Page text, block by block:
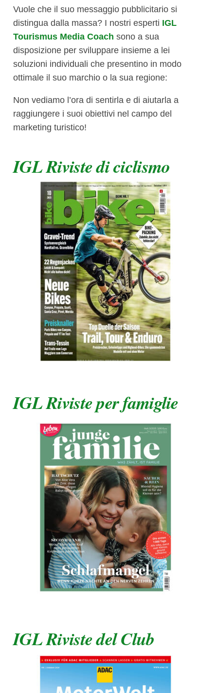
Vuole che il suo messaggio pubblicitario si
distingua dalla massa? I nostri esperti IGL
Tourismus Media Coach sono a sua
disposizione per sviluppare insieme a lei
soluzioni individuali che presentino in modo
ottimale il suo marchio o la sua regione:
Non vediamo l’ora di sentirla e di aiutarla a
raggiungere i suoi obiettivi nel campo del
marketing turistico!
IGL Riviste di ciclismo
IGL Riviste per famiglie
IGL Riviste del Club